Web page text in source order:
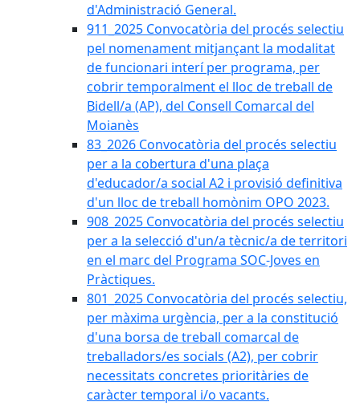
d'Administració General.
911_2025 Convocatòria del procés selectiu
pel nomenament mitjançant la modalitat
de funcionari interí per programa, per
cobrir temporalment el lloc de treball de
Bidell/a (AP), del Consell Comarcal del
Moianès
83_2026 Convocatòria del procés selectiu
per a la cobertura d'una plaça
d'educador/a social A2 i provisió definitiva
d'un lloc de treball homònim OPO 2023.
908_2025 Convocatòria del procés selectiu
per a la selecció d'un/a tècnic/a de territori
en el marc del Programa SOC-Joves en
Pràctiques.
801_2025 Convocatòria del procés selectiu,
per màxima urgència, per a la constitució
d'una borsa de treball comarcal de
treballadors/es socials (A2), per cobrir
necessitats concretes prioritàries de
caràcter temporal i/o vacants.